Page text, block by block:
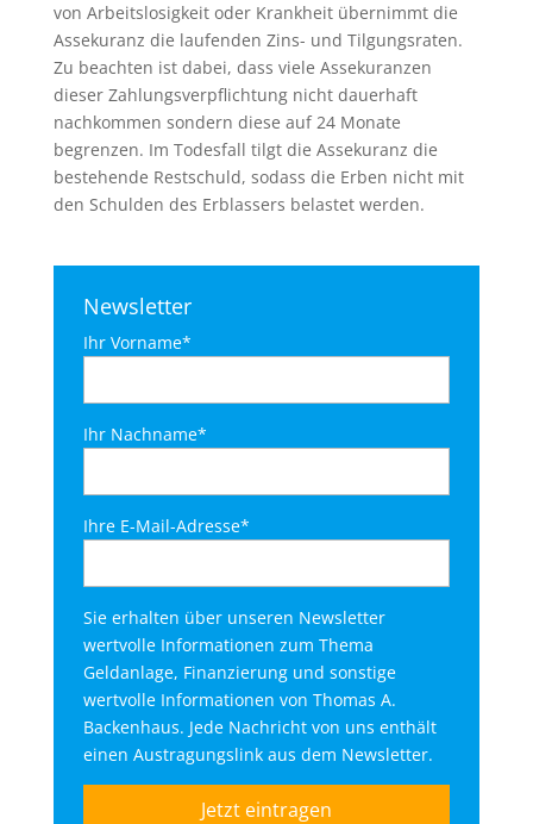
von Arbeitslosigkeit oder Krankheit übernimmt die
Assekuranz die laufenden Zins- und Tilgungsraten.
Zu beachten ist dabei, dass viele Assekuranzen
dieser Zahlungsverpflichtung nicht dauerhaft
nachkommen sondern diese auf 24 Monate
begrenzen. Im Todesfall tilgt die Assekuranz die
bestehende Restschuld, sodass die Erben nicht mit
den Schulden des Erblassers belastet werden.
Newsletter
Ihr Vorname*
Ihr Nachname*
Ihre E-Mail-Adresse*
Sie erhalten über unseren Newsletter
wertvolle Informationen zum Thema
Geldanlage, Finanzierung und sonstige
wertvolle Informationen von Thomas A.
Backenhaus. Jede Nachricht von uns enthält
einen Austragungslink aus dem Newsletter.